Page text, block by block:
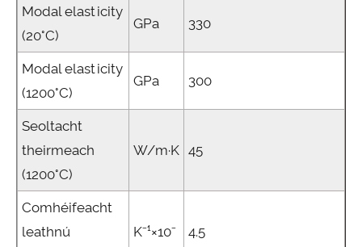
Modal elasticity
(20°C)
GPa 330
Modal elasticity
(1200°C)
GPa 300
Seoltacht
theirmeach
(1200°C)
W/m·K 45
Comhéifeacht
leathnú
K⁻¹×10⁻ 4.5